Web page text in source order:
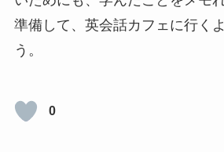
準備して、英会話カフェに行く
う。
0